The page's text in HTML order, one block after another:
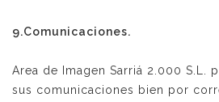
9.Comunicaciones.
Area de Imagen Sarriá 2.000 S.L.
sus comunicaciones bien por